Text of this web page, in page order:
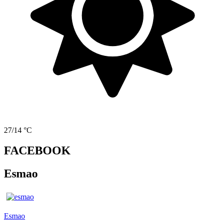
27/14 °C
FACEBOOK
Esmao
Esmao